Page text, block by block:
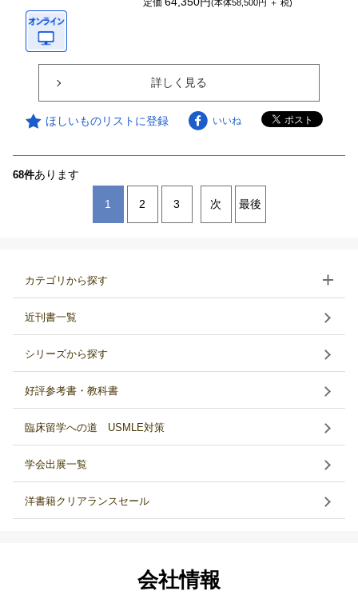
(本体58,500円 ＋ 税)
詳しく見る
ほしいものリストに登録 いいね
68件あります
1 2 3 次 最後
カテゴリから探す
近刊書一覧
シリーズから探す
好評参考書・教科書
臨床留学への道 USMLE対策
学会出展一覧
洋書籍クリアランスセール
会社情報